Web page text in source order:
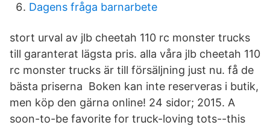
Dagens fråga barnarbete
stort urval av jlb cheetah 110 rc monster trucks
till garanterat lägsta pris. alla våra jlb cheetah 110
rc monster trucks är till försäljning just nu. få de
bästa priserna Boken kan inte reserveras i butik,
men köp den gärna online! 24 sidor; 2015. A
soon-to-be favorite for truck-loving tots--this